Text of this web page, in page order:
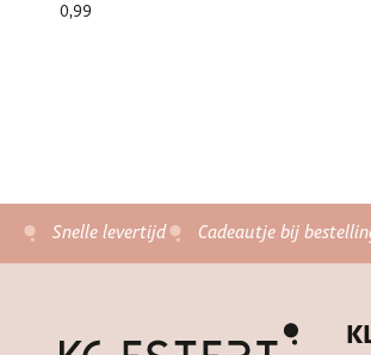
0,99
Snelle levertijd Cadeautje bij